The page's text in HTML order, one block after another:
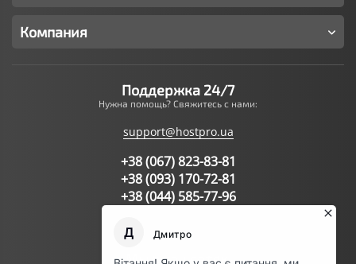
Компания
Поддержка 24/7
Нужна помощь? Свяжитесь с нами:
support@hostpro.ua
+38 (067) 823-83-81
+38 (093) 170-72-81
+38 (044) 585-77-96
Мы в соц.сетях: